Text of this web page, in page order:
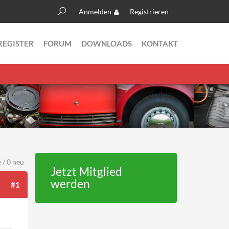
Anmelden Registrieren
Suchformular
Suche
FORUM DOWNLOADS KONTAKT
/ 0 neu
#1
Jetzt Mitglied
werden